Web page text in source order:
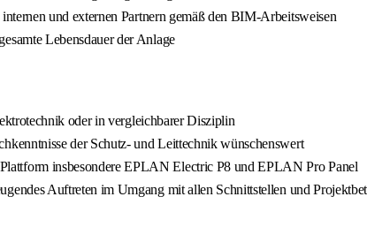
und externen Partnern gemäß den BIM-Arbeitsweisen
Lebensdauer der Anlage
oder in vergleichbarer Disziplin
der Schutz- und Leittechnik wünschenswert
insbesondere EPLAN Electric P8 und EPLAN Pro Panel
Auftreten im Umgang mit allen Schnittstellen und